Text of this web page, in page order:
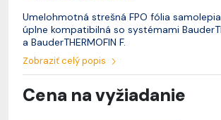
Umelohmotná strešná FPO fólia
úplne kompatibilná so systémami
a BauderTHERMOFIN F.
Zobraziť celý popis
Cena na vyžiadanie